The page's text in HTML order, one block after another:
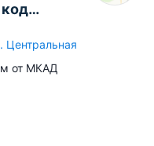
Центральная
от МКАД